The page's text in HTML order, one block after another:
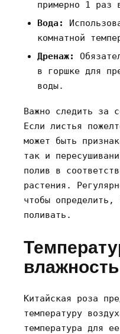
примерно 1 раз
Вода:
комнатной
Дренаж:
в горшке для
воды.
Важно следить за
Если листья
может быть
так и
полив в
растения.
чтобы определить‚
поливать.
Китайская роза
температуру
температура для